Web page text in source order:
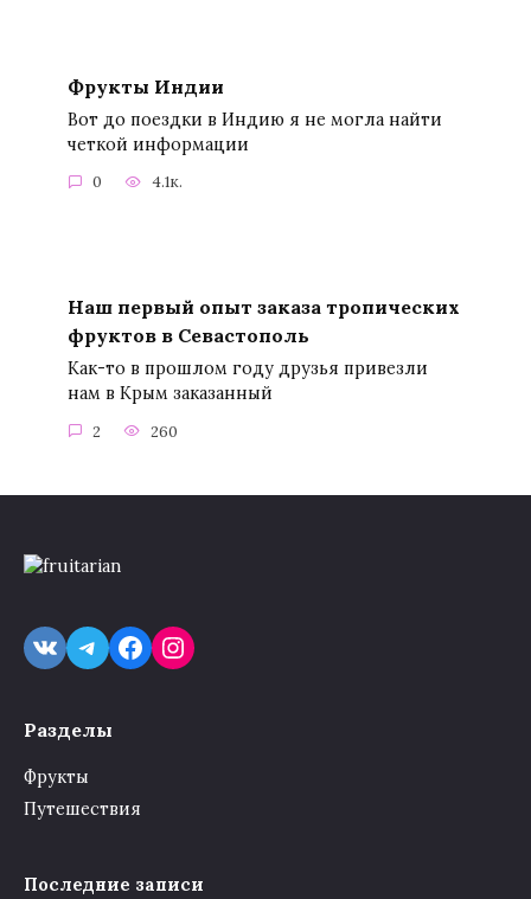
Фрукты Индии
Вот до поездки в Индию я не могла найти
четкой информации
0 4.1к.
Наш первый опыт заказа тропических
фруктов в Севастополь
Как-то в прошлом году друзья привезли
нам в Крым заказанный
2 260
VKTelegram
Facebook
Instagram
Разделы
Фрукты
Путешествия
Последние записи